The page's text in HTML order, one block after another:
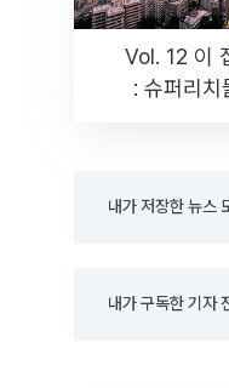
Vol. 12 이
: 슈퍼리
내가 저장한 뉴스
내가 구독한 기자